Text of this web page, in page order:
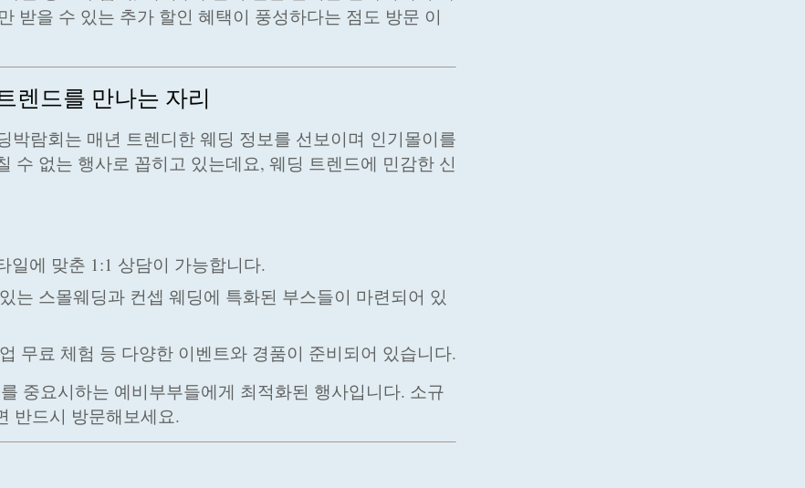
받을 수 있는 추가 할인 혜택이 풍성하다는 점도 방문 이
렌드를 만나는 자리
박람회는 매년 트렌디한 웨딩 정보를 선보이며 인기몰이를
수 없는 행사로 꼽히고 있는데요, 웨딩 트렌드에 민감한 신
일에 맞춘 1:1 상담이 가능합니다.
는 스몰웨딩과 컨셉 웨딩에 특화된 부스들이 마련되어 있
무료 체험 등 다양한 이벤트와 경품이 준비되어 있습니다.
중요시하는 예비부부들에게 최적화된 행사입니다. 소규
반드시 방문해보세요.